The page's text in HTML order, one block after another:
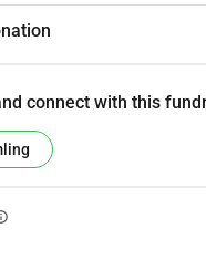
connect with this